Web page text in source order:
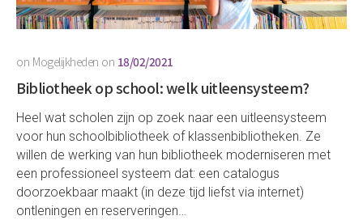
on Mogelijkheden on 18/02/2021
Bibliotheek op school: welk uitleensysteem?
Heel wat scholen zijn op zoek naar een uitleensysteem
voor hun schoolbibliotheek of klassenbibliotheken. Ze
willen de werking van hun bibliotheek moderniseren met
een professioneel systeem dat: een catalogus
doorzoekbaar maakt (in deze tijd liefst via internet)
ontleningen en reserveringen…